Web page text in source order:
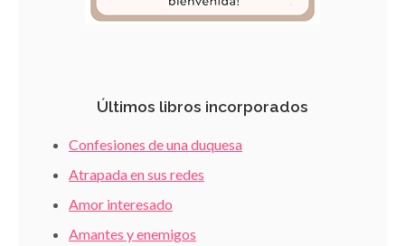
Últimos libros incorporados
Confesiones de una duquesa
Atrapada en sus redes
Amor interesado
Amantes y enemigos